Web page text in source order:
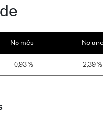
No mês No ano
-0,93 % 2,39 %